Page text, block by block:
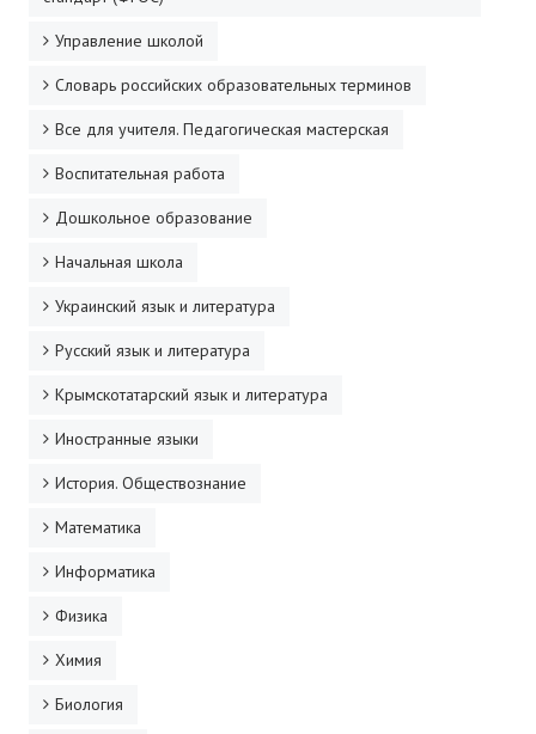
Управление школой
Словарь российских образовательных терминов
Все для учителя. Педагогическая мастерская
Воспитательная работа
Дошкольное образование
Начальная школа
Украинский язык и литература
Русский язык и литература
Крымскотатарский язык и литература
Иностранные языки
История. Обществознание
Математика
Информатика
Физика
Химия
Биология